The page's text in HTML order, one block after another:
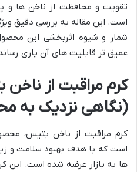
تقویت و محافظت از ناخن ها و
است. این مقاله به بررسی دقیق
شمار و شیوه اثربخشی این
عمیق تر قابلیت های آن یاری
کرم مراقبت از
(نگاهی نزدیک به
کرم مراقبت از ناخن بتیس،
است که با هدف بهبود سلامت و
ها به بازار عرضه شده است. این